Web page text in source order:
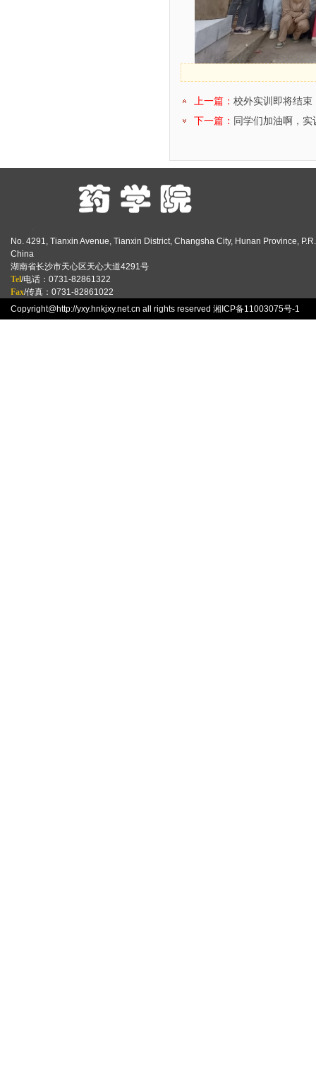
上一篇： 校外实训即将结束
下一篇： 同学们加油啊，
No. 4291, Tianxin Avenue, Tianxin District, Changsha City, Hunan Province, P.R.
China
湖南省长沙市天心区天心大道4291号
Tel/电话：0731-82861322
Fax/传真：0731-82861022
Copyright@http://yxy.hnkjxy.net.cn all rights reserved 湘ICP备11003075号-1